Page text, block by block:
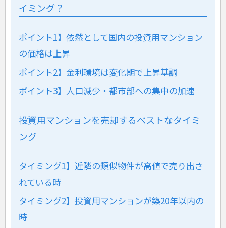
イミング？
ポイント1】依然として国内の投資用マンション
の価格は上昇
ポイント2】金利環境は変化期で上昇基調
ポイント3】人口減少・都市部への集中の加速
投資用マンションを売却するベストなタイミ
ング
タイミング1】近隣の類似物件が高値で売り出さ
れている時
タイミング2】投資用マンションが築20年以内の
時